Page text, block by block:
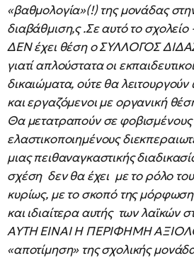
«βαθμολογία»(!) της μονάδας
διαβάθμιση,ς .Σε αυτό το σχολείο
ΔΕΝ έχει θέση ο ΣΥΛΛΟΓΟΣ
γιατί απλούστατα οι
δικαιώματα, ούτε θα
και εργαζόμενοι με οργανική
Θα μετατραπούν σε φοβισμένους
ελαστικοποιημένους
μιας πειθαναγκαστικής
σχέση δεν θα έχει με το ρόλο
κυρίως, με το σκοπό της
και ιδιαίτερα αυτής των λαϊκών
ΑΥΤΗ ΕΙΝΑΙ Η ΠΕΡΙΦΗΜΗ
«αποτίμηση» της σχολικής